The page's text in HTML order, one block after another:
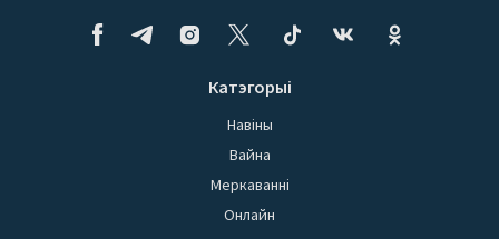
Катэгорыі
Навіны
Вайна
Меркаванні
Онлайн